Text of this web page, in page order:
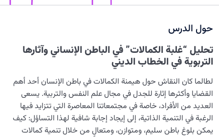
نضوج الطفل الغالي للروح 0/8
القضاء والقدر والاختيار
الابتلاء والامتحان في مسيرة الحياة 0/26
الشيطان… العدوّ المبين 0/14
الأمراض الخفية للروح 0/15
معرفة الجنة والنار 0/22
حول الدرس
تحليل “غلبة الكمالات” في الباطن الإنساني وآثارها
التربوية في الخطاب الديني
لطالما كان النقاش حول هيمنة الكمالات في باطن الإنسان أحد أهم
القضايا وأكثرها إثارة للجدل في مجال علم النفس والتربية. يسعى
العديد من الأفراد، خاصة في مجتمعاتنا المعاصرة التي تتزايد فيها
الرغبة في التنمية الذاتية، إلى إيجاد إجابة شافية لهذا التساؤل: كيف
يمكن بلوغ باطن سليم، ومتوازن، ومتعالٍ من خلال تنمية كمالات